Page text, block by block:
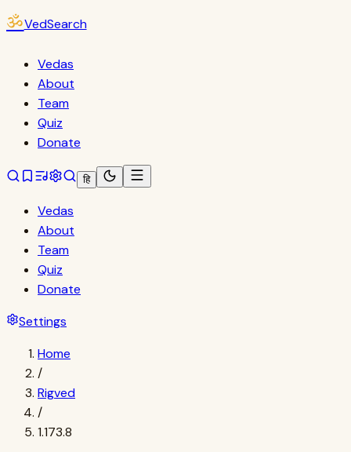
ॐVedSearch
Vedas
About
Team
Quiz
Donate
हि
Vedas
About
Team
Quiz
Donate
Settings
Home
/
Rigved
/
1.173.8